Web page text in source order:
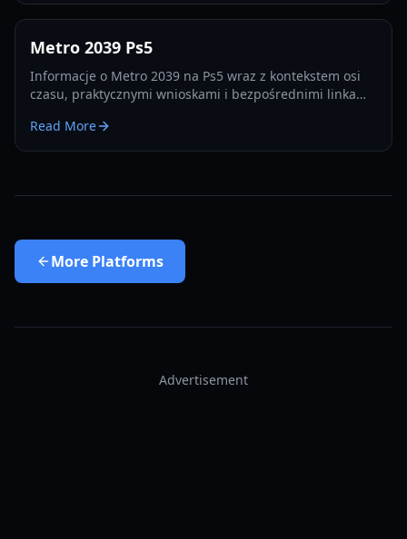
Metro 2039 Ps5
Informacje o Metro 2039 na Ps5 wraz z kontekstem osi
czasu, praktycznymi wnioskami i bezpośrednimi linkami
Read More
More Platforms
Advertisement